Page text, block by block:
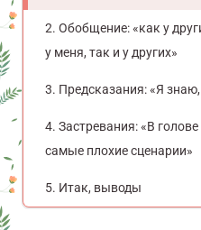
Обобщение: «как у
у меня, так и у других»
Предсказания: «Я знаю,
Застревания: «В
самые плохие сценарии»
Итак, выводы